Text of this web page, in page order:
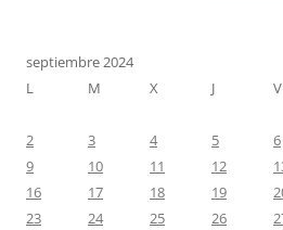
septiembre 2024
L
M X J V
2
3 4 5 6
9
10 11 12
16
17 18 19
23
24 25 26